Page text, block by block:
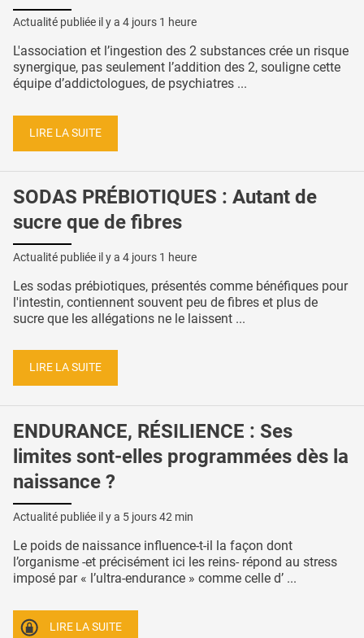
Actualité publiée il y a 4 jours 1 heure
L'association et l’ingestion des 2 substances crée un risque
synergique, pas seulement l’addition des 2, souligne cette
équipe d’addictologues, de psychiatres ...
LIRE LA SUITE
SODAS PRÉBIOTIQUES : Autant de
sucre que de fibres
Actualité publiée il y a 4 jours 1 heure
Les sodas prébiotiques, présentés comme bénéfiques pour
l'intestin, contiennent souvent peu de fibres et plus de
sucre que les allégations ne le laissent ...
LIRE LA SUITE
ENDURANCE, RÉSILIENCE : Ses
limites sont-elles programmées dès la
naissance ?
Actualité publiée il y a 5 jours 42 min
Le poids de naissance influence-t-il la façon dont
l’organisme -et précisément ici les reins- répond au stress
imposé par « l’ultra-endurance » comme celle d’ ...
LIRE LA SUITE